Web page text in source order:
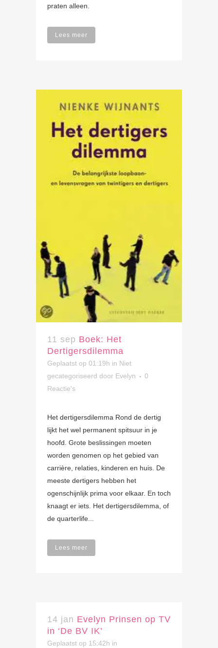
praten alleen.
Lees meer
11 sep Boek: Het
Dertigersdilemma
Geplaatst op 01:19h in Niet
gecategoriseerd door Evelyn
0
Reactie's
Het dertigersdilemma Rond de dertig
lijkt het wel permanent spitsuur in je
hoofd. Grote beslissingen moeten
worden genomen op het gebied van
carrière, relaties, kinderen en huis. De
meeste dertigers hebben het
ogenschijnlijk prima voor elkaar. En toch
knaagt er iets. Het dertigersdilemma, of
de quarterlife...
Lees meer
14 jan Evelyn Prinsen op TV
in ‘De BV IK’
Geplaatst op 15:42h in